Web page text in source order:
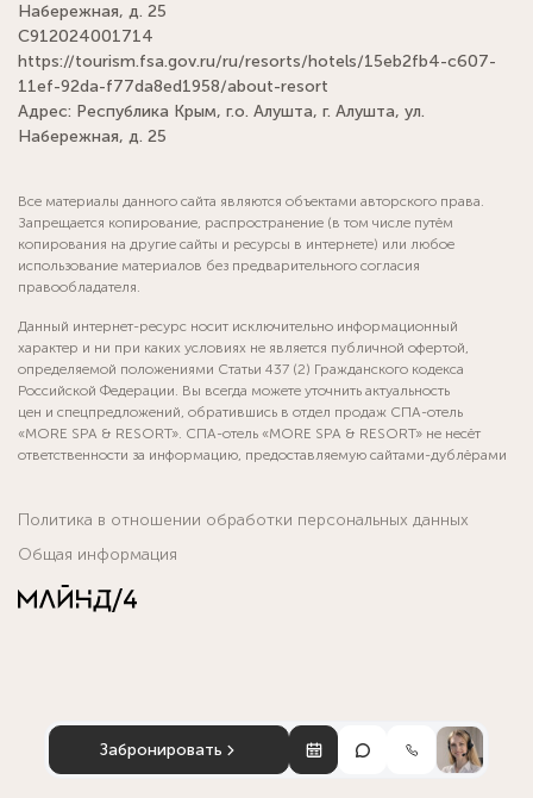
Набережная, д. 25
С912024001714
https://tourism.fsa.gov.ru/ru/resorts/hotels/15eb2fb4-c607-
11ef-92da-f77da8ed1958/about-resort
Адрес: Республика Крым, г.о. Алушта, г. Алушта, ул.
Набережная, д. 25
Все материалы данного сайта являются объектами авторского права.
Запрещается копирование, распространение (в том числе путём
копирования на другие сайты и ресурсы в интернете) или любое
использование материалов без предварительного согласия
правообладателя.
Данный интернет-ресурс носит исключительно информационный
характер и ни при каких условиях не является публичной офертой,
определяемой положениями Статьи 437 (2) Гражданского кодекса
Российской Федерации. Вы всегда можете уточнить актуальность
цен и спецпредложений, обратившись в отдел продаж СПА-отель
«MORE SPA & RESORT». СПА-отель «MORE SPA & RESORT» не несёт
ответственности за информацию, предоставляемую сайтами-дублёрами
Политика в отношении обработки персональных данных
Общая информация
Забронировать